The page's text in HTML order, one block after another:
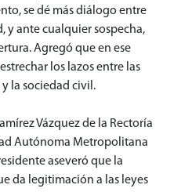
se dé más diálogo entre
y ante cualquier sospecha,
Agregó que en ese
los lazos entre las
la sociedad civil.
Vázquez de la Rectoría
Autónoma Metropolitana
aseveró que la
da legitimación a las leyes